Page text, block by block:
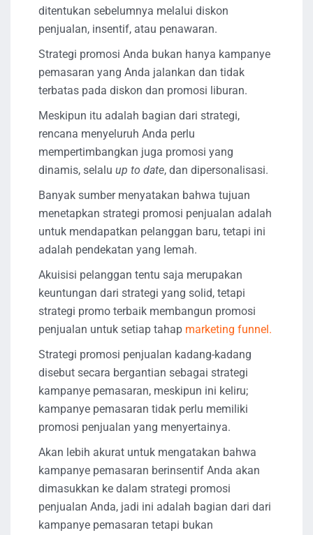
ditentukan sebelumnya melalui diskon
penjualan, insentif, atau penawaran.
Strategi promosi Anda bukan hanya kampanye
pemasaran yang Anda jalankan dan tidak
terbatas pada diskon dan promosi liburan.
Meskipun itu adalah bagian dari strategi,
rencana menyeluruh Anda perlu
mempertimbangkan juga promosi yang
dinamis, selalu up to date, dan dipersonalisasi.
Banyak sumber menyatakan bahwa tujuan
menetapkan strategi promosi penjualan adalah
untuk mendapatkan pelanggan baru, tetapi ini
adalah pendekatan yang lemah.
Akuisisi pelanggan tentu saja merupakan
keuntungan dari strategi yang solid, tetapi
strategi promo terbaik membangun promosi
penjualan untuk setiap tahap marketing funnel.
Strategi promosi penjualan kadang-kadang
disebut secara bergantian sebagai strategi
kampanye pemasaran, meskipun ini keliru;
kampanye pemasaran tidak perlu memiliki
promosi penjualan yang menyertainya.
Akan lebih akurat untuk mengatakan bahwa
kampanye pemasaran berinsentif Anda akan
dimasukkan ke dalam strategi promosi
penjualan Anda, jadi ini adalah bagian dari dari
kampanye pemasaran tetapi bukan